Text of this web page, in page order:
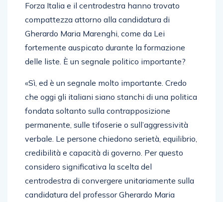
Forza Italia e il centrodestra hanno trovato
compattezza attorno alla candidatura di
Gherardo Maria Marenghi, come da Lei
fortemente auspicato durante la formazione
delle liste. È un segnale politico importante?
«Sì, ed è un segnale molto importante. Credo
che oggi gli italiani siano stanchi di una politica
fondata soltanto sulla contrapposizione
permanente, sulle tifoserie o sull’aggressività
verbale. Le persone chiedono serietà, equilibrio,
credibilità e capacità di governo. Per questo
considero significativa la scelta del
centrodestra di convergere unitariamente sulla
candidatura del professor Gherardo Maria